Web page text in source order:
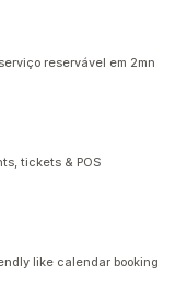
reservável em 2mn
tickets & POS
like calendar booking